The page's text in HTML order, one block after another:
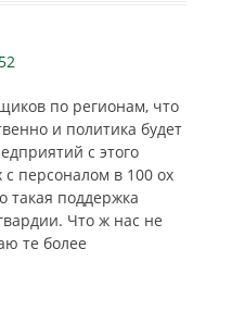
по регионам, что
и политика будет
с этого
персоналом в 100 ох
такая поддержка
Что ж нас не
те более